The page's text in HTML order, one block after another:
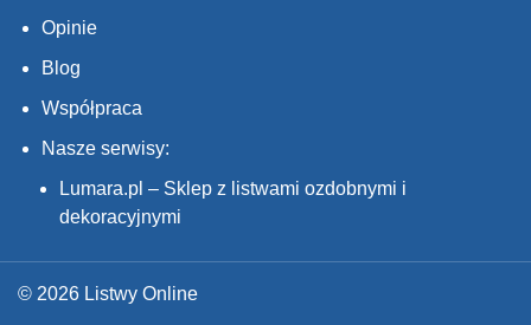
Opinie
Blog
Współpraca
Nasze serwisy:
Lumara.pl – Sklep z listwami ozdobnymi i
dekoracyjnymi
© 2026 Listwy Online